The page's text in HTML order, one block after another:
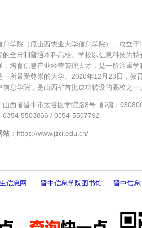
息学院（原山西农业大学信息学院），成立
的全日制普通本科高校。学校以信息科技为
，培育信息产业经营管理人才，是一所注重
一所最受尊崇的大学。2020年12月23日，教
信息学院，是山西省首批成功转设的高校之一。
山西省晋中市太谷区学院路8号 邮编：
0354-5503866 / 0354-5507792
站 ：https://www.jzci.edu.cn/
信息网 晋中信息学院图书馆 晋中信